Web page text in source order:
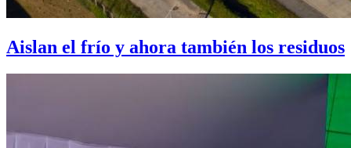
Aislan el frío y ahora también los residuos